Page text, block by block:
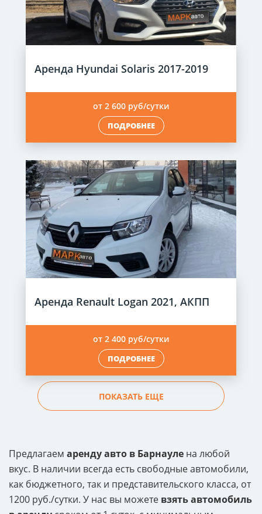
Аренда Hyundai Solaris 2017-2019
от 2 600 руб/сутки
ПОДРОБНЕЕ
Аренда Renault Logan 2021, АКПП
от 2 400 руб/сутки
ПОДРОБНЕЕ
ПОКАЗАТЬ ЕЩЕ
Предлагаем аренду авто в Барнауле на любой
вкус. В наличии всегда есть свободные автомобили,
как бюджетного, так и представительского класса, от
1200 руб./сутки. У нас вы можете взять автомобиль